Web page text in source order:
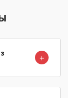
＋